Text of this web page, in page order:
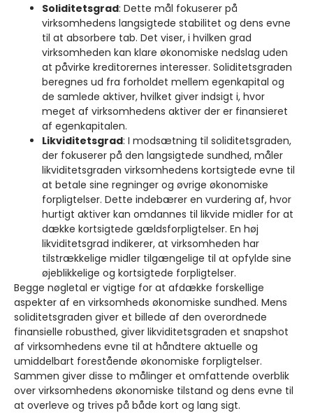
Soliditetsgrad: Dette mål fokuserer på
virksomhedens langsigtede stabilitet og dens evne
til at absorbere tab. Det viser, i hvilken grad
virksomheden kan klare økonomiske nedslag uden
at påvirke kreditorernes interesser. Soliditetsgraden
beregnes ud fra forholdet mellem egenkapital og
de samlede aktiver, hvilket giver indsigt i, hvor
meget af virksomhedens aktiver der er finansieret
af egenkapitalen.
Likviditetsgrad: I modsætning til soliditetsgraden,
der fokuserer på den langsigtede sundhed, måler
likviditetsgraden virksomhedens kortsigtede evne til
at betale sine regninger og øvrige økonomiske
forpligtelser. Dette indebærer en vurdering af, hvor
hurtigt aktiver kan omdannes til likvide midler for at
dække kortsigtede gældsforpligtelser. En høj
likviditetsgrad indikerer, at virksomheden har
tilstrækkelige midler tilgængelige til at opfylde sine
øjeblikkelige og kortsigtede forpligtelser.
Begge nøgletal er vigtige for at afdække forskellige
aspekter af en virksomheds økonomiske sundhed. Mens
soliditetsgraden giver et billede af den overordnede
finansielle robusthed, giver likviditetsgraden et snapshot
af virksomhedens evne til at håndtere aktuelle og
umiddelbart forestående økonomiske forpligtelser.
Sammen giver disse to målinger et omfattende overblik
over virksomhedens økonomiske tilstand og dens evne til
at overleve og trives på både kort og lang sigt.